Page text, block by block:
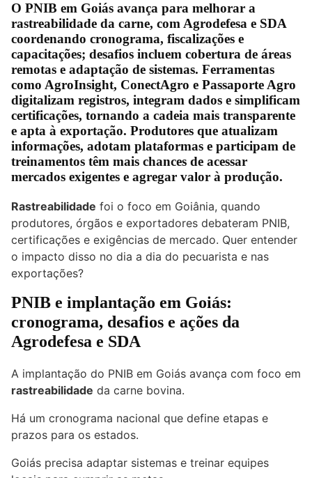
O PNIB em Goiás avança para melhorar a
rastreabilidade da carne, com Agrodefesa e SDA
coordenando cronograma, fiscalizações e
capacitações; desafios incluem cobertura de áreas
remotas e adaptação de sistemas. Ferramentas
como AgroInsight, ConectAgro e Passaporte Agro
digitalizam registros, integram dados e simplificam
certificações, tornando a cadeia mais transparente
e apta à exportação. Produtores que atualizam
informações, adotam plataformas e participam de
treinamentos têm mais chances de acessar
mercados exigentes e agregar valor à produção.
Rastreabilidade foi o foco em Goiânia, quando
produtores, órgãos e exportadores debateram PNIB,
certificações e exigências de mercado. Quer entender
o impacto disso no dia a dia do pecuarista e nas
exportações?
PNIB e implantação em Goiás:
cronograma, desafios e ações da
Agrodefesa e SDA
A implantação do PNIB em Goiás avança com foco em
rastreabilidade da carne bovina.
Há um cronograma nacional que define etapas e
prazos para os estados.
Goiás precisa adaptar sistemas e treinar equipes